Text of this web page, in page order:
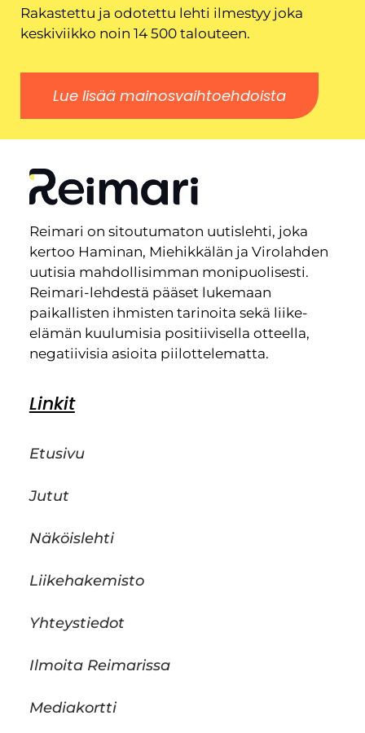
Rakastettu ja odotettu lehti ilmestyy joka
keskiviikko noin 14 500 talouteen.
Lue lisää mainosvaihtoehdoista
Reimari on sitoutumaton uutislehti, joka
kertoo Haminan, Miehikkälän ja Virolahden
uutisia mahdollisimman monipuolisesti.
Reimari-lehdestä pääset lukemaan
paikallisten ihmisten tarinoita sekä liike-
elämän kuulumisia positiivisella otteella,
negatiivisia asioita piilottelematta.
Linkit
Etusivu
Jutut
Näköislehti
Liikehakemisto
Yhteystiedot
Ilmoita Reimarissa
Mediakortti